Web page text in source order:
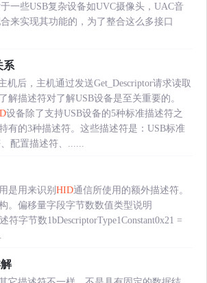
一些USB复杂设备如UVC摄像头，UAC音
来实现其功能的，为了整合这么多接口
系
机后，主机通过发送Get_Descriptor请求读取
解描述符对了解USB设备是至关重要的。
设备除了支持USB设备的5种标准描述符之
有的3种描述符。这些描述符是：USB标准
配置描述符、......
是用来识别 HID通信所使用的额外描述符。
。偏移量字段字节数数值类型说明
符字节数1bDescriptorType1Constant0x21 =